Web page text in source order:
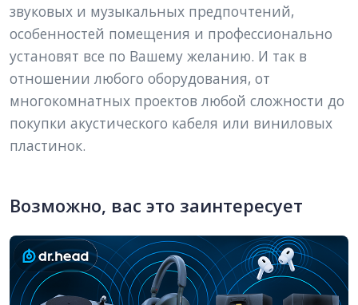
звуковых и музыкальных предпочтений,
особенностей помещения и профессионально
установят все по Вашему желанию. И так в
отношении любого оборудования, от
многокомнатных проектов любой сложности до
покупки акустического кабеля или виниловых
пластинок.
Возможно, вас это заинтересует